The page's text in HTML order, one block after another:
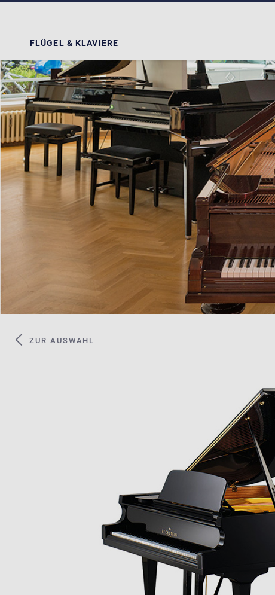
FLÜGEL & KLAVIERE
ZUR AUSWAHL